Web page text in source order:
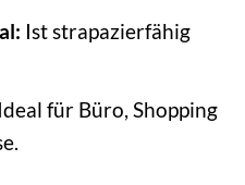
Ist strapazierfähig
Ideal für Büro, Shopping